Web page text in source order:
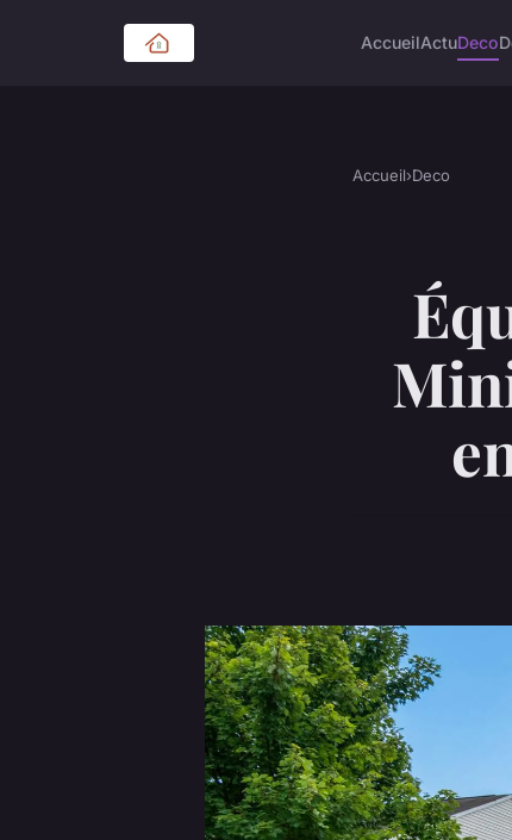
AccueilActuDeco
Accueil›Deco